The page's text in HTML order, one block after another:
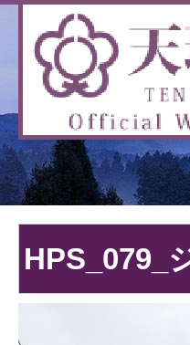
HPS_079_